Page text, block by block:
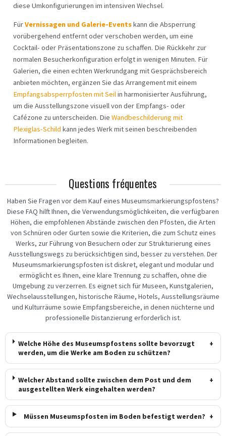
diese Umkonfigurierungen im intensiven Wechsel.
FürVernissagen und Galerie-Eventskann die Absperrung
vorübergehend entfernt oder verschoben werden, um eine
Cocktail- oder Präsentationszone zu schaffen. Die Rückkehr zur
normalen Besucherkonfiguration erfolgt in wenigen Minuten. Für
Galerien, die einen echten Werkrundgang mit Gesprächsbereich
anbieten möchten, ergänzen Sie das Arrangement mit einem
Empfangsabsperrpfosten mit Seilin harmonisierter Ausführung,
um die Ausstellungszone visuell von der Empfangs- oder
Cafézone zu unterscheiden. Die Wandbeschilderung mit
Plexiglas-Schild kann jedes Werk mit seinen beschreibenden
Informationen begleiten.
Questions fréquentes
Haben Sie Fragen vor dem Kauf eines Museumsmarkierungspfostens?
Diese FAQ hilft Ihnen, die Verwendungsmöglichkeiten, die verfügbaren
Höhen, die empfohlenen Abstände zwischen den Pfosten, die Arten
von Schnüren oder Gurten sowie die Kriterien, die zum Schutz eines
Werks, zur Führung von Besuchern oder zur Strukturierung eines
Ausstellungswegs zu berücksichtigen sind, besser zu verstehen. Der
Museumsmarkierungspfosten ist diskret, elegant und modular und
ermöglicht es Ihnen, eine klare Trennung zu schaffen, ohne die
Umgebung zu verzerren. Es eignet sich für Museen, Kunstgalerien,
Wechselausstellungen, historische Räume, Hotels, Ausstellungsräume
und Kulturräume sowie Empfangsbereiche, in denen nüchterne und
professionelle Distanzierung erforderlich ist.
Welche Höhe des Museumspfostens sollte bevorzugt
werden, um die Werke am Boden zu schützen?
+
Welcher Abstand sollte zwischen dem Post und dem
ausgestellten Werk eingehalten werden?
+
Müssen Museumspfosten im Boden befestigt werden? +